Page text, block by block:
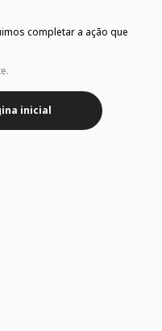
completar a ação que
inicial